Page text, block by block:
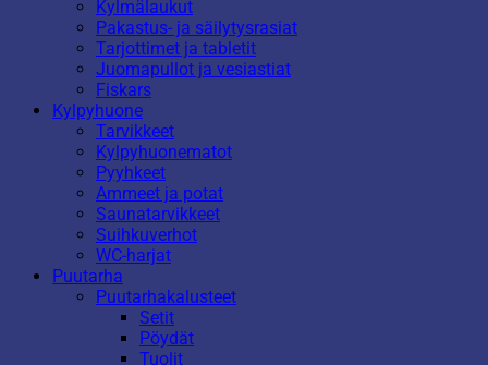
Kylmälaukut
Pakastus- ja säilytysrasiat
Tarjottimet ja tabletit
Juomapullot ja vesiastiat
Fiskars
Kylpyhuone
Tarvikkeet
Kylpyhuonematot
Pyyhkeet
Ammeet ja potat
Saunatarvikkeet
Suihkuverhot
WC-harjat
Puutarha
Puutarhakalusteet
Setit
Pöydät
Tuolit